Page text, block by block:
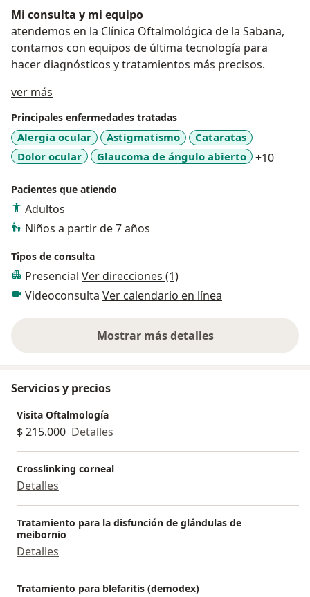
Mi consulta y mi equipo
atendemos en la Clínica Oftalmológica de la Sabana,
contamos con equipos de última tecnología para
hacer diagnósticos y tratamientos más precisos.
ver más
Principales enfermedades tratadas
Alergia ocular Astigmatismo
Cataratas
Dolor ocular
Glaucoma de ángulo abierto +10
Pacientes que atiendo
Adultos
Niños a partir de 7 años
Tipos de consulta
Presencial Ver direcciones (1)
Videoconsulta Ver calendario en línea
Mostrar más detalles
sobre la experiencia
Servicios y precios
Visita Oftalmología
$ 215.000 Detalles
Crosslinking corneal
Detalles
Tratamiento para la disfunción de glándulas de
meibornio
Detalles
Tratamiento para blefaritis (demodex)